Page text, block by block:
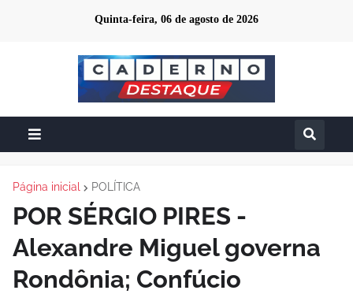
Quinta-feira, 06 de agosto de 2026
Página inicial POLÍTICA
POR SÉRGIO PIRES -
Alexandre Miguel governa
Rondônia; Confúcio